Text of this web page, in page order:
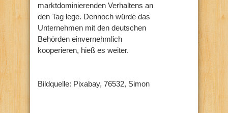
marktdominierenden Verhaltens an
den Tag lege. Dennoch würde das
Unternehmen mit den deutschen
Behörden einvernehmlich
kooperieren, hieß es weiter.
Bildquelle: Pixabay, 76532, Simon